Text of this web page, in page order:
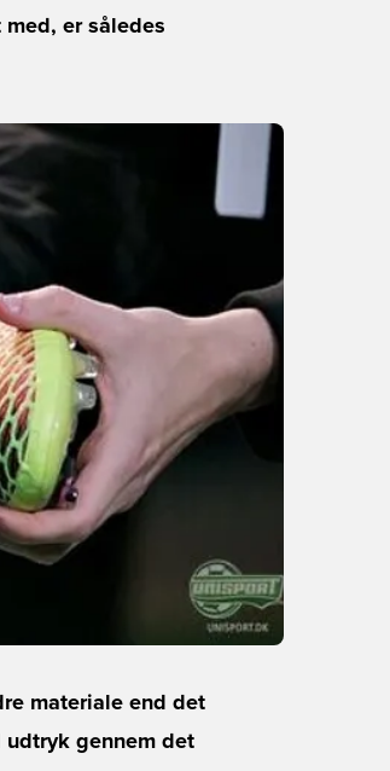
er således
materiale end det
gennem det